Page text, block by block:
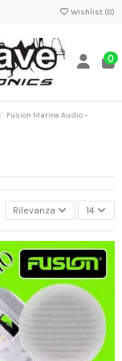
Wishlist (0)
0
Fusion Marine Audio –
Rilevanza 14